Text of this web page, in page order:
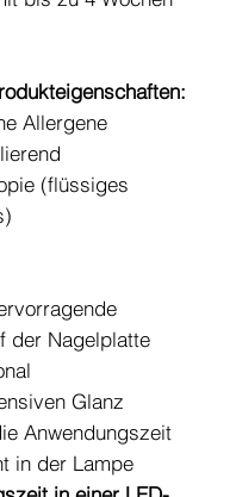
Allergene
(flüssiges
der Nagelplatte
Glanz
Anwendungszeit
in der Lampe